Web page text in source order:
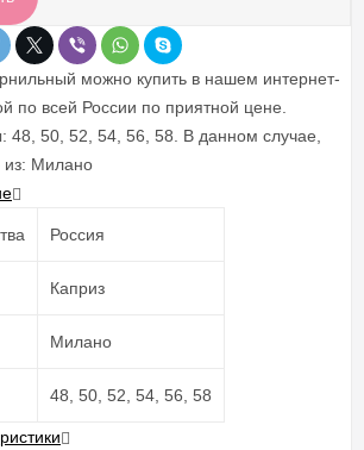
можно купить в нашем интернет-
по всей России по приятной цене.
48, 50, 52, 54, 56, 58. В данном случае,
из: Милано
Россия
Каприз
Милано
48, 50, 52, 54, 56, 58